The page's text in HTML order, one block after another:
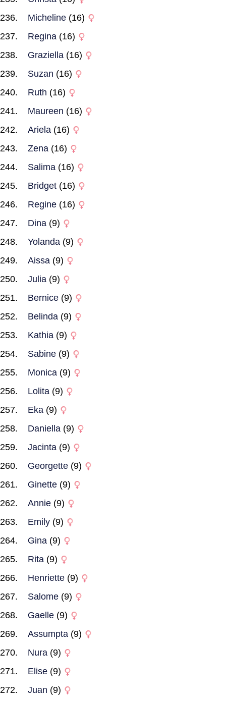
Micheline (16)
Regina (16)
Graziella (16)
Suzan (16)
Ruth (16)
Maureen (16)
Ariela (16)
Zena (16)
Salima (16)
Bridget (16)
Regine (16)
Dina (9)
Yolanda (9)
Aissa (9)
Julia (9)
Bernice (9)
Belinda (9)
Kathia (9)
Sabine (9)
Monica (9)
Lolita (9)
Eka (9)
Daniella (9)
Jacinta (9)
Georgette (9)
Ginette (9)
Annie (9)
Emily (9)
Gina (9)
Rita (9)
Henriette (9)
Salome (9)
Gaelle (9)
Assumpta (9)
Nura (9)
Elise (9)
Juan (9)